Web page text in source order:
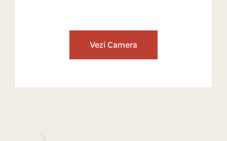
Vezi Camera